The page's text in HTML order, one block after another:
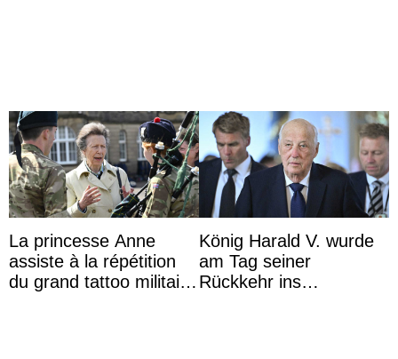
La princesse Anne
assiste à la répétition
du grand tattoo militaire
König Harald V. wurde
am Tag seiner
Rückkehr ins